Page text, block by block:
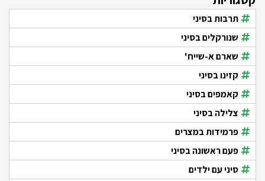
תרבות בסיני
שנורקלים בסיני
שארם א-שייח'
קזינו בסיני
קאמפים בסיני
צלילה בסיני
פרמידות במצרים
פעם ראשונה בסיני
סיני עם ילדים